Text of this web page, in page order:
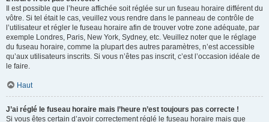
Il est possible que l’heure affichée soit réglée sur un fuseau horaire différent du
vôtre. Si tel était le cas, veuillez vous rendre dans le panneau de contrôle de
l’utilisateur et régler le fuseau horaire afin de trouver votre zone adéquate, par
exemple Londres, Paris, New York, Sydney, etc. Veuillez noter que le réglage
du fuseau horaire, comme la plupart des autres paramètres, n’est accessible
qu’aux utilisateurs inscrits. Si vous n’êtes pas inscrit, c’est l’occasion idéale de
le faire.
Haut
J’ai réglé le fuseau horaire mais l’heure n’est toujours pas correcte !
Si vous êtes certain d’avoir correctement réglé le fuseau horaire mais que